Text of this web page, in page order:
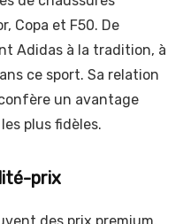
Copa et F50. De
Adidas à la tradition, à
ce sport. Sa relation
un avantage
plus fidèles.
prix
des prix premium,